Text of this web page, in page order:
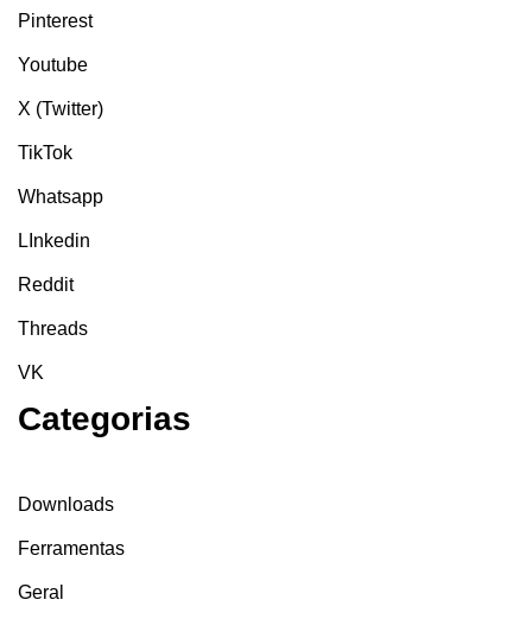
Pinterest
Youtube
X (Twitter)
TikTok
Whatsapp
LInkedin
Reddit
Threads
VK
Categorias
Downloads
Ferramentas
Geral